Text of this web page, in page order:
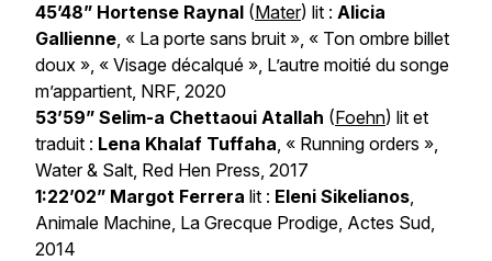
45’48” Hortense Raynal (Mater) lit : Alicia
Gallienne, « La porte sans bruit », « Ton ombre billet
doux », « Visage décalqué », L’autre moitié du songe
m’appartient, NRF, 2020
53’59” Selim-a Chettaoui Atallah (Foehn) lit et
traduit : Lena Khalaf Tuffaha, « Running orders »,
Water & Salt, Red Hen Press, 2017
1:22’02” Margot Ferrera lit : Eleni Sikelianos,
Animale Machine, La Grecque Prodige, Actes Sud,
2014